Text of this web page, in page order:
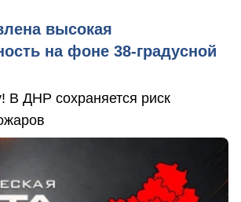
высокая
на фоне 38-градусной
В ДНР сохраняется риск